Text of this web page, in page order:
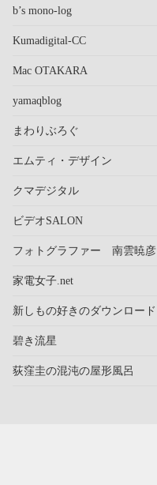
b’s mono-log
Kumadigital-CC
Mac OTAKARA
yamaqblog
まわりぶろぐ
エムティ・デザイン
クマデジタル
ビデオSALON
フォトグラファー 南雲暁彦
家電女子.net
新しもの好きのダウンロード
碧き流星
荻窪圭の混沌の屋形風呂